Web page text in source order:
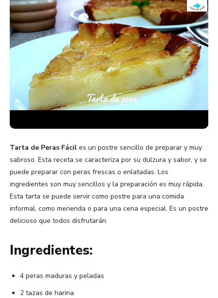
Tarta de Peras Fácil es un postre sencillo de preparar y muy
sabroso. Esta receta se caracteriza por su dulzura y sabor, y se
puede preparar con peras frescas o enlatadas. Los
ingredientes son muy sencillos y la preparación es muy rápida.
Esta tarta se puede servir como postre para una comida
informal, como merienda o para una cena especial. Es un postre
delicioso que todos disfrutarán.
Ingredientes:
4 peras maduras y peladas
2 tazas de harina